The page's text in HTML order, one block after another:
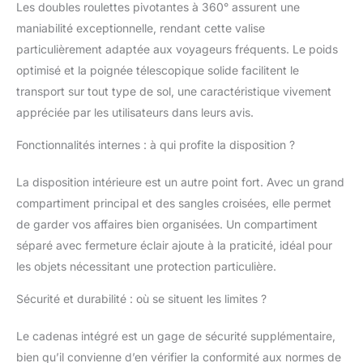
semaine. Partez serein
et ramenez plein de
souvenirs. CONÇUE
POUR DURER :
Nouvelle fermeture
éclaire résistante et
nouvelles roues
De plus, les coques de
conçues à 100% en
ABS premium moulé et
sont renforcées offrant
un niveau de
résistance supérieur en
cas de pression ou de
personnels sont
Serrure intégrée
acceptée par la TSA
Les doubles roulettes pivotantes à 360° assurent une
maniabilité exceptionnelle, rendant cette valise
particulièrement adaptée aux voyageurs fréquents. Le poids
optimisé et la poignée télescopique solide facilitent le
transport sur tout type de sol, une caractéristique vivement
appréciée par les utilisateurs dans leurs avis.
Fonctionnalités internes : à qui profite la disposition ?
La disposition intérieure est un autre point fort. Avec un grand
compartiment principal et des sangles croisées, elle permet
de garder vos affaires bien organisées. Un compartiment
séparé avec fermeture éclair ajoute à la praticité, idéal pour
les objets nécessitant une protection particulière.
Sécurité et durabilité : où se situent les limites ?
Le cadenas intégré est un gage de sécurité supplémentaire,
bien qu’il convienne d’en vérifier la conformité aux normes de